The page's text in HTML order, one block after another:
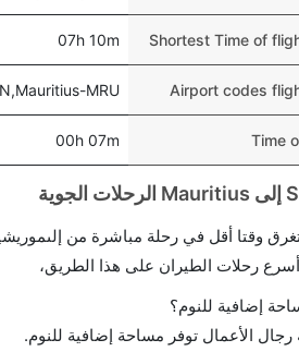
Shortest Time of
07h 10m
Airport codes
MRU
Time
00h 07m
إضافية للنوم؟
الأعمال توفر مساحة إضافية للنوم.